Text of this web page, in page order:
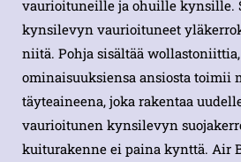
vaurioituneille ja ohuille kynsille.
kynsilevyn vaurioituneet
niitä. Pohja sisältää
ominaisuuksiensa ansiosta toimii
täyteaineena, joka rakentaa
vaurioitunen kynsilevyn
kuiturakenne ei paina kynttä. Air